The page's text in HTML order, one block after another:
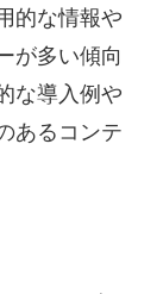
的な情報や
が多い傾向
な導入例や
あるコンテ